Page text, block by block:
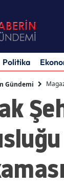
Politika
Gündemi